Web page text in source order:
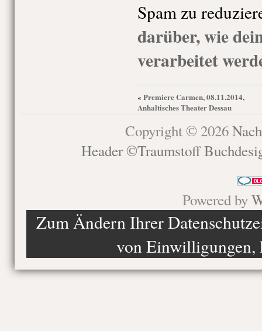
Spam zu
darüber, wie
verarbeitet
« Premiere Carmen, 08.11.2014,
Anhaltisches Theater Dessau
Copyright © 2026
Header ©Traumstoff
Powered by
Zum Ändern Ihrer
von